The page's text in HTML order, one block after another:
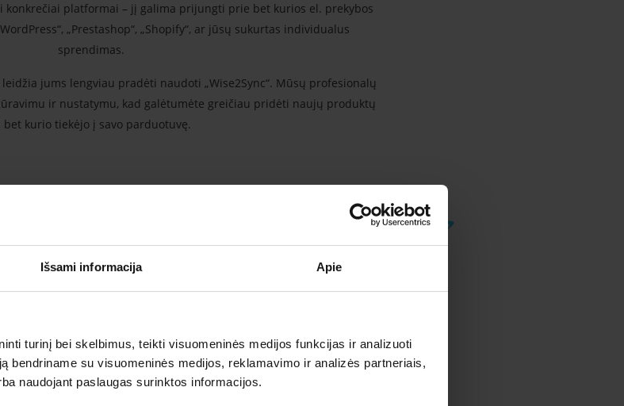
Išsami informacija Apie
turinį bei skelbimus, teikti visuomeninės medijos funkcijas ir analizuoti
bendriname su visuomeninės medijos, reklamavimo ir analizės partneriais,
naudojant paslaugas surinktos informacijos.
konkrečiai platformai – jį galima prijungti prie bet kurios el. prekybos
„Prestashop“, „Shopify“, ar jūsų sukurtas individualus
sprendimas.
jums lengviau pradėti naudoti „Wise2Sync“. Mūsų profesionalų
ir nustatymu, kad galėtumėte greičiau pridėti naujų produktų
bet kurio tiekėjo į savo parduotuvę.